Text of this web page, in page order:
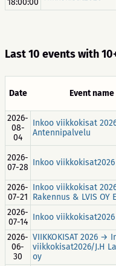
18:00:00
Last 10 events with
Date Event name
2026-
08-
04
Inkoo viikkokisat
Antennipalvelu
2026-
07-28 Inkoo viikkokisat2026
2026-
07-21
Inkoo viikkokisat
Rakennus & LVIS OY
2026-
07-14 Inkoo viikkokisat2026
2026-
06-
30
VIIKKOKISAT 2026 →
viikkokisat2026/J.H
oy